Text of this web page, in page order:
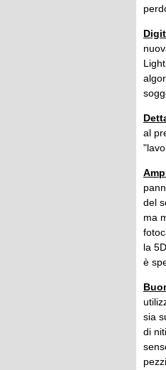
al
del
ma
la
è
sia
di